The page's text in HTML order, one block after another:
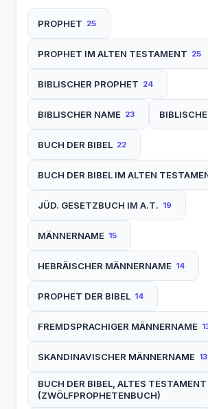
PROPHET 25
PROPHET IM ALTEN TESTAMENT 25
BIBLISCHER PROPHET 24
BIBLISCHER NAME 23
BUCH DER BIBEL 22
BUCH DER BIBEL IM ALTEN
JÜD. GESETZBUCH IM A.T. 19
MÄNNERNAME 15
HEBRÄISCHER MÄNNERNAME 14
PROPHET DER BIBEL 14
FREMDSPRACHIGER MÄNNERNAME
SKANDINAVISCHER MÄNNERNAME 13
BUCH DER BIBEL, ALTES TESTAMENT
(ZWÖLFPROPHETENBUCH)